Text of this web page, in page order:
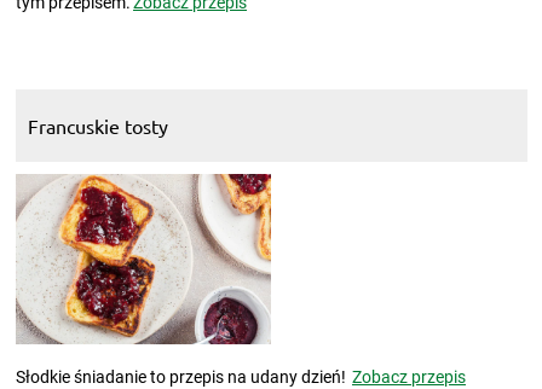
Francuskie tosty
Słodkie śniadanie to przepis na udany dzień! Zobacz przepis